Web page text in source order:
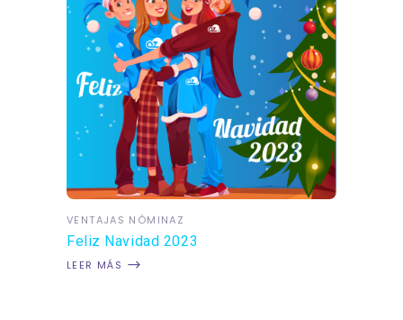
VENTAJAS NÓMINAZ
Feliz Navidad 2023
LEER MÁS